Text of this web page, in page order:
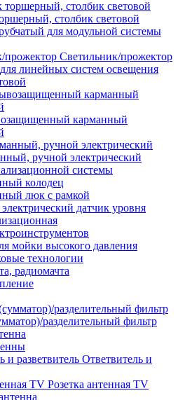
столбик световой
для модульной системы
Светильник/прожектор
линейных систем освещения
карманный
ручной электрический
системы
колодец
люк с рамкой
датчик уровня
мойки высокого давления
технологии
радиомачта
разделительный фильтр
Ответвитель и
Розетка антенная TV